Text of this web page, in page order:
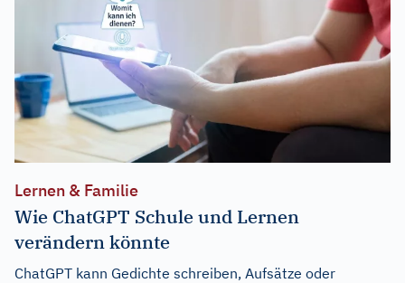
Lernen & Familie
Wie ChatGPT Schule und Lernen
verändern könnte
ChatGPT kann Gedichte schreiben, Aufsätze oder